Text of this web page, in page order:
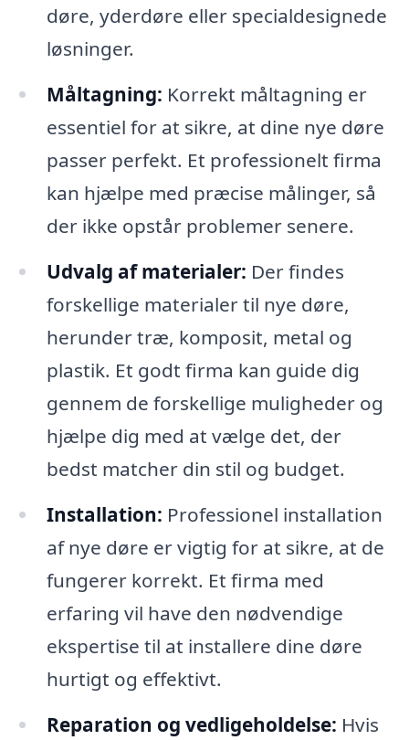
døre, yderdøre eller specialdesignede
løsninger.
Måltagning: Korrekt måltagning er
essentiel for at sikre, at dine nye døre
passer perfekt. Et professionelt firma
kan hjælpe med præcise målinger, så
der ikke opstår problemer senere.
Udvalg af materialer: Der findes
forskellige materialer til nye døre,
herunder træ, komposit, metal og
plastik. Et godt firma kan guide dig
gennem de forskellige muligheder og
hjælpe dig med at vælge det, der
bedst matcher din stil og budget.
Installation: Professionel installation
af nye døre er vigtig for at sikre, at de
fungerer korrekt. Et firma med
erfaring vil have den nødvendige
ekspertise til at installere dine døre
hurtigt og effektivt.
Reparation og vedligeholdelse: Hvis